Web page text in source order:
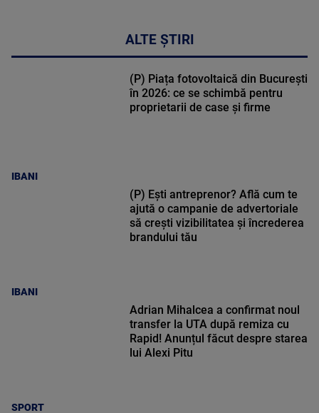
ALTE ȘTIRI
IBANI
(P) Piața fotovoltaică din București
în 2026: ce se schimbă pentru
proprietarii de case și firme
IBANI
(P) Ești antreprenor? Află cum te
ajută o campanie de advertoriale
să crești vizibilitatea și încrederea
brandului tău
SPORT
Adrian Mihalcea a confirmat noul
transfer la UTA după remiza cu
Rapid! Anunțul făcut despre starea
lui Alexi Pitu